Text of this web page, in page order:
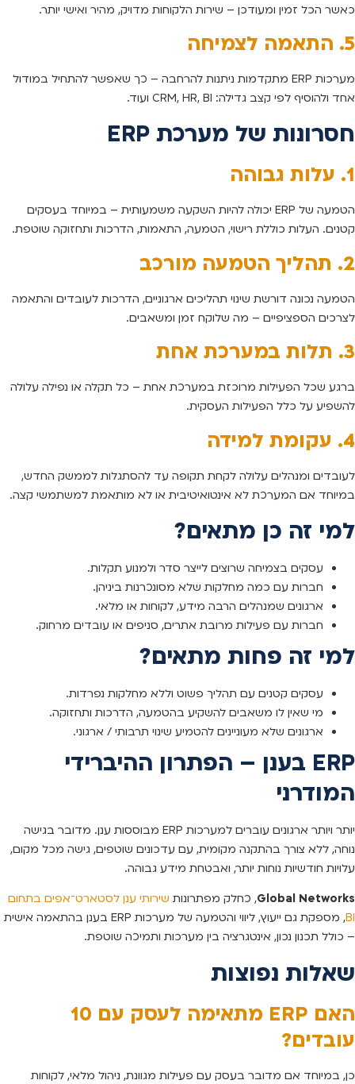
כאשר הכל זמין ומעודכן – שירות הלקוחות מדויק, מהיר ואישי יותר.
5. התאמה לצמיחה
מערכות ERP מתקדמות ניתנות להרחבה – כך שאפשר להתחיל במודול
אחד ולהוסיף לפי קצב גדילה: CRM, HR, BI ועוד.
חסרונות של מערכת ERP
1. עלות גבוהה
הטמעה של ERP יכולה להיות השקעה משמעותית – במיוחד בעסקים
קטנים. העלות כוללת רישוי, הטמעה, התאמות, הדרכות ותחזוקה שוטפת.
2. תהליך הטמעה מורכב
הטמעה נכונה דורשת שינוי תהליכים ארגוניים, הדרכות לעובדים והתאמה
לצרכים הספציפיים – מה שלוקח זמן ומשאבים.
3. תלות במערכת אחת
ברגע שכל הפעילות מרוכזת במערכת אחת – כל תקלה או נפילה עלולה
להשפיע על כלל הפעילות העסקית.
4. עקומת למידה
לעובדים ומנהלים עלולה לקחת תקופה עד להסתגלות לממשק החדש,
במיוחד אם המערכת לא אינטואיטיבית או לא מותאמת למשתמשי קצה.
למי זה כן מתאים?
עסקים בצמיחה שרוצים לייצר סדר ולמנוע תקלות.
חברות עם כמה מחלקות שלא מסונכרנות ביניהן.
ארגונים שמנהלים הרבה מידע, לקוחות או מלאי.
חברות עם פעילות מרובת אתרים, סניפים או עובדים מרחוק.
למי זה פחות מתאים?
עסקים קטנים עם תהליך פשוט וללא מחלקות נפרדות.
מי שאין לו משאבים להשקיע בהטמעה, הדרכות ותחזוקה.
ארגונים שלא מעוניינים להטמיע שינוי תרבותי / ארגוני.
ERP בענן – הפתרון ההיברידי
המודרני
יותר ויותר ארגונים עוברים למערכות ERP מבוססות ענן. מדובר בגישה
נוחה, ללא צורך בהתקנה מקומית, עם עדכונים שוטפים, גישה מכל מקום,
עלויות חודשיות נוחות יותר, ואבטחת מידע גבוהה.
Global Networks, כחלק מפתרונות שירותי ענן לסטארט־אפים בתחום
BI
, מספקת גם ייעוץ, ליווי והטמעה של מערכות ERP בענן בהתאמה אישית
– כולל תכנון נכון, אינטגרציה בין מערכות ותמיכה שוטפת.
שאלות נפוצות
האם ERP מתאימה לעסק עם 10
עובדים?
כן, במיוחד אם מדובר בעסק עם פעילות מגוונת, ניהול מלאי, לקוחות